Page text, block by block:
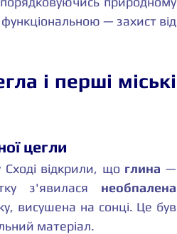
— захист від
і перші міські
цегли
відкрили, що глина —
з'явилася необпалена
висушена на сонці. Це був
матеріал.